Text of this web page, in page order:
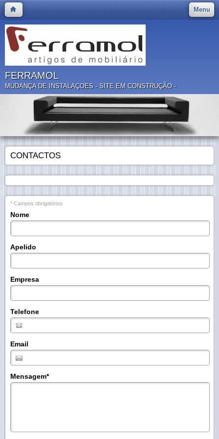
Menu
FERRAMOL
MUDANÇA DE INSTALAÇOES - SITE EM CONSTRUÇÃO -
CONTACTOS
* Campos obrigatórios
Nome
Apelido
Empresa
Telefone
Email
Mensagem*